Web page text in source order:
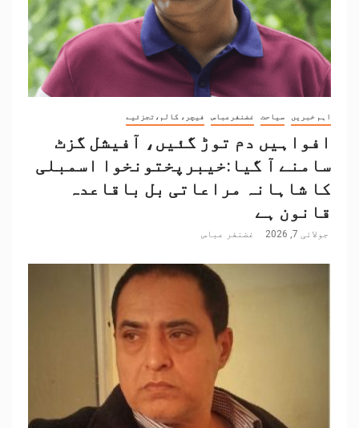
اہم خبریں سیاحت غضنفرعباس فیچر، کالم،تجزئیے
افواہیں دم توڑ گئیں، آفیشل گزٹ
سامنے آ گیا:خیبرپختونخوا اسمبلی
کا شاہانہ مراعاتی بل باقاعدہ
قانون ہے
جولائی 7, 2026 غضنفر عباس